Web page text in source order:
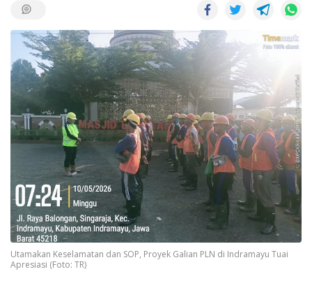
Utamakan Keselamatan dan SOP, Proyek Galian PLN di Indramayu Tuai
Apresiasi (Foto: TR)